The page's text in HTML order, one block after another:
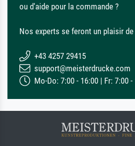
ou d'aide pour la commande ?
Nos experts se feront un plaisir de
+43 4257 29415
support@meisterdrucke.com
Mo-Do: 7:00 - 16:00 | Fr: 7:00 -